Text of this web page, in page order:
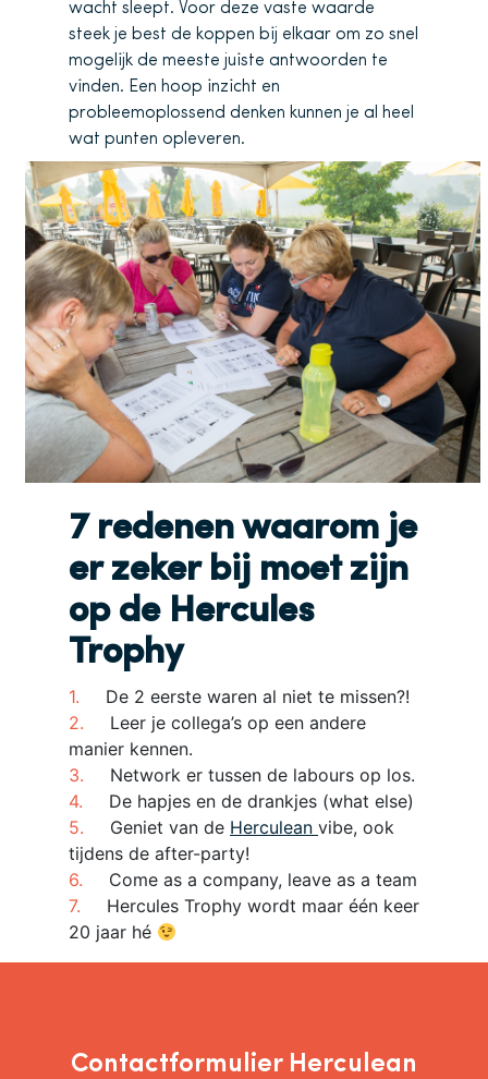
wacht sleept. Voor deze vaste waarde
steek je best de koppen bij elkaar om zo snel
mogelijk de meeste juiste antwoorden te
vinden. Een hoop inzicht en
probleemoplossend denken kunnen je al heel
wat punten opleveren.
7 redenen waarom je
er zeker bij moet zijn
op de Hercules
Trophy
De 2 eerste waren al niet te missen?!
Leer je collega’s op een andere
manier kennen.
Network er tussen de labours op los.
De hapjes en de drankjes (what else)
Geniet van de Herculean vibe, ook
tijdens de after-party!
Come as a company, leave as a team
Hercules Trophy wordt maar één keer
20 jaar hé
Contactformulier Herculean